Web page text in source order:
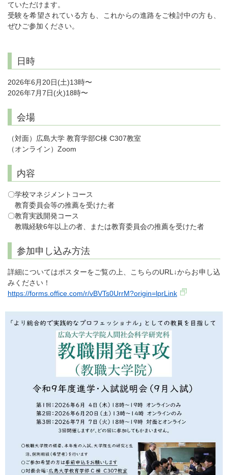
ていただけます。
受験を希望されている方も、これからの進路をご検討中の方も、
ぜひご参加ください。
日時
2026年6月20日(土)13時〜
2026年7月7日(火)18時〜
会場
（対面）広島大学 教育学部C棟 C307教室
（オンライン）Zoom
内容
〇学校マネジメントコース
教育委員会等の推薦を受けた者
〇教育実践開発コース
教職経験6年以上の者、または教育委員会の推薦を受けた者
参加申し込み方法
詳細についてはポスターをご覧の上、こちらのURL↓からお申し込
みください！
https://forms.office.com/r/vBVTs0UrrM?origin=lprLink